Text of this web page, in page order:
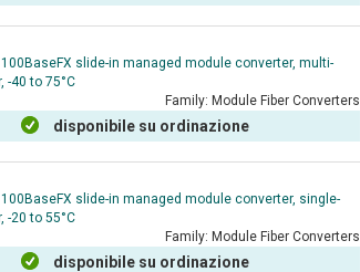
slide-in managed module converter, multi-
-40 to 75°C
Family: Module Fiber Converters
disponibile su ordinazione
slide-in managed module converter, single-
-20 to 55°C
Family: Module Fiber Converters
disponibile su ordinazione